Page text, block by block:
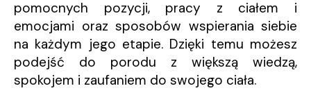
pomocnych pozycji, pracy z ciałem i
emocjami oraz sposobów wspierania siebie
na każdym jego etapie. Dzięki temu możesz
podejść do porodu z większą wiedzą,
spokojem i zaufaniem do swojego ciała.